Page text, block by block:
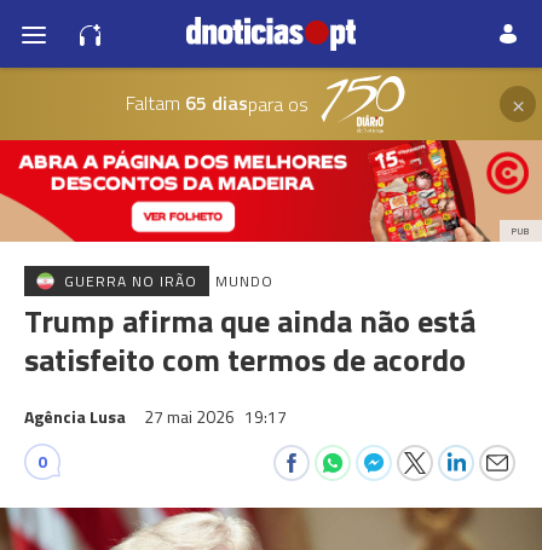
Faltam 65 diaspara os ×
PUB
GUERRA NO IRÃO MUNDO
Trump afirma que ainda não está
satisfeito com termos de acordo
Agência Lusa 27 mai 2026 19:17
0